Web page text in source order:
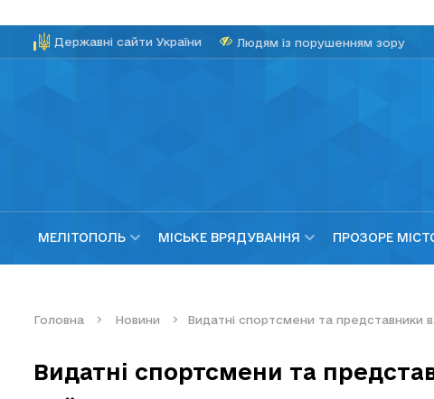
Державні сайти України Людям із порушенням зору
МЕЛІТОПОЛЬ МІСЬКЕ ВРЯДУВАННЯ ПРОЗОРЕ
Головна Новини Видатні спортсмени та представники
Видатні спортсмени та